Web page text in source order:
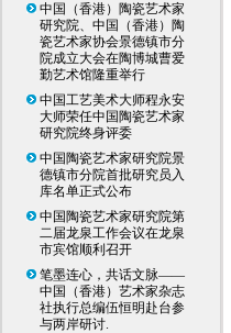
中国（香港）陶瓷艺术家
研究院、中国（香港）陶
瓷艺术家协会景德镇市分
院成立大会在陶博城曹爱
勤艺术馆隆重举行
中国工艺美术大师程永安
大师荣任中国陶瓷艺术家
研究院终身评委
中国陶瓷艺术家研究院景
德镇市分院首批研究员入
库名单正式公布
中国陶瓷艺术家研究院第
二届龙泉工作会议在龙泉
市宾馆顺利召开
笔墨连心，共话文脉——
中国（香港）艺术家杂志
社执行总编伍恒明赴台参
与两岸研讨.